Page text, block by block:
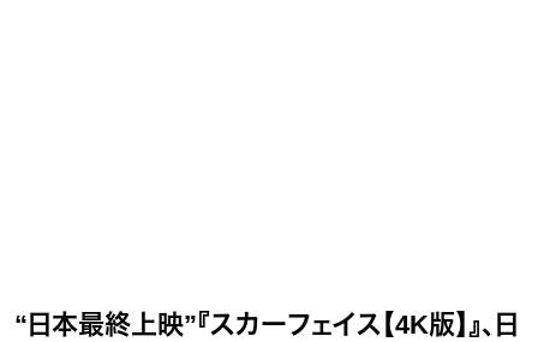
“日本最終上映”『スカーフェイス【4K版】』、日